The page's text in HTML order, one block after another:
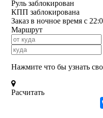
Руль заблокирован
КПП заблокирована
Заказ в ночное время с
Маршрут
Нажмите что бы узнать
Расчитать